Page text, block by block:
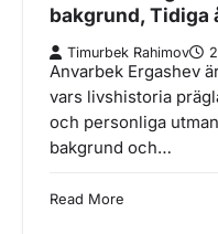
bakgrund, Tidiga
Timurbek Rahimov
Anvarbek Ergashev
vars livshistoria
och personliga
bakgrund och…
Read More